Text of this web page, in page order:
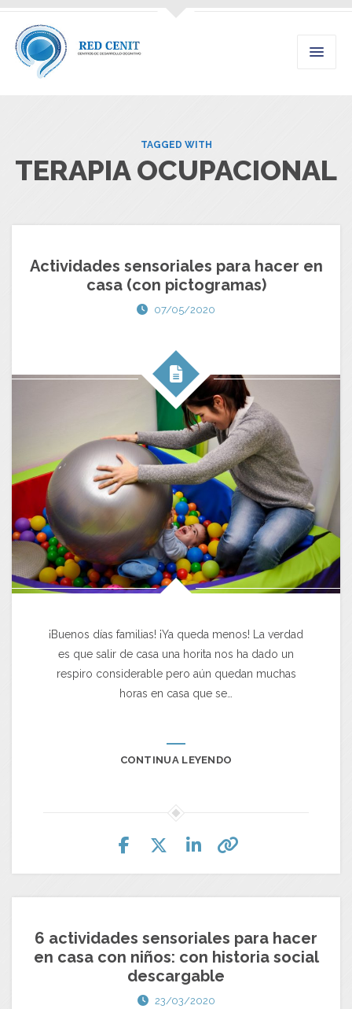
TAGGED WITH
TERAPIA OCUPACIONAL
Actividades sensoriales para hacer en
casa (con pictogramas)
07/05/2020
¡Buenos días familias! ¡Ya queda menos! La verdad
es que salir de casa una horita nos ha dado un
respiro considerable pero aún quedan muchas
horas en casa que se…
CONTINUA LEYENDO
6 actividades sensoriales para hacer
en casa con niños: con historia social
descargable
23/03/2020